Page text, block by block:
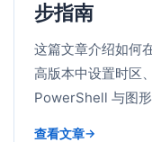
步指南
这篇文章介绍如何
高版本中设置时区
PowerShell 与图形
查看文章